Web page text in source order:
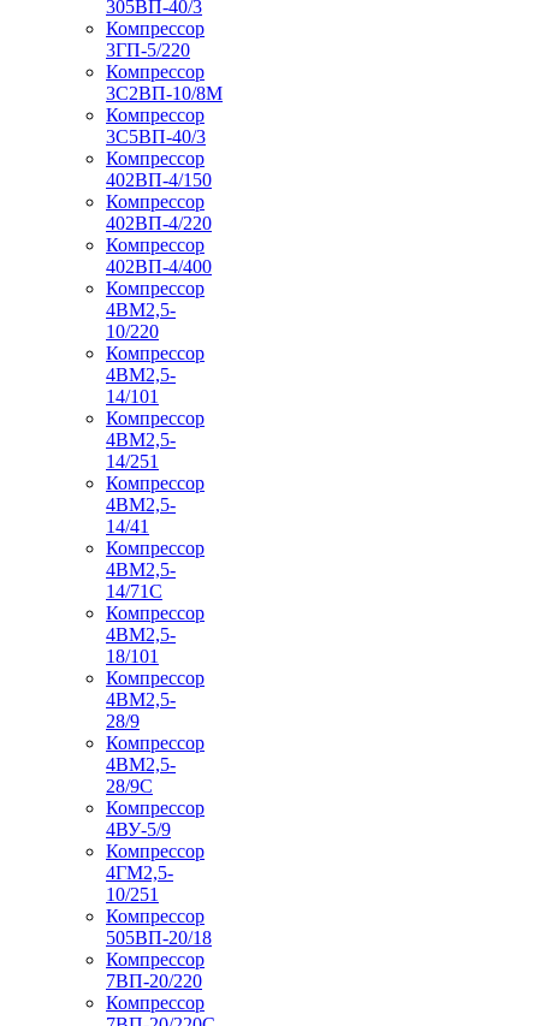
305ВП-40/3
Компрессор
3ГП-5/220
Компрессор
3С2ВП-10/8М
Компрессор
3С5ВП-40/3
Компрессор
402ВП-4/150
Компрессор
402ВП-4/220
Компрессор
402ВП-4/400
Компрессор
4ВМ2,5-
10/220
Компрессор
4ВМ2,5-
14/101
Компрессор
4ВМ2,5-
14/251
Компрессор
4ВМ2,5-
14/41
Компрессор
4ВМ2,5-
14/71C
Компрессор
4ВМ2,5-
18/101
Компрессор
4ВМ2,5-
28/9
Компрессор
4ВМ2,5-
28/9С
Компрессор
4ВУ-5/9
Компрессор
4ГМ2,5-
10/251
Компрессор
505ВП-20/18
Компрессор
7ВП-20/220
Компрессор